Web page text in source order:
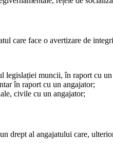
care face o avertizare de
legislației muncii, în raport cu
în raport cu un angajator;
civile cu un angajator;
drept al angajatului care,